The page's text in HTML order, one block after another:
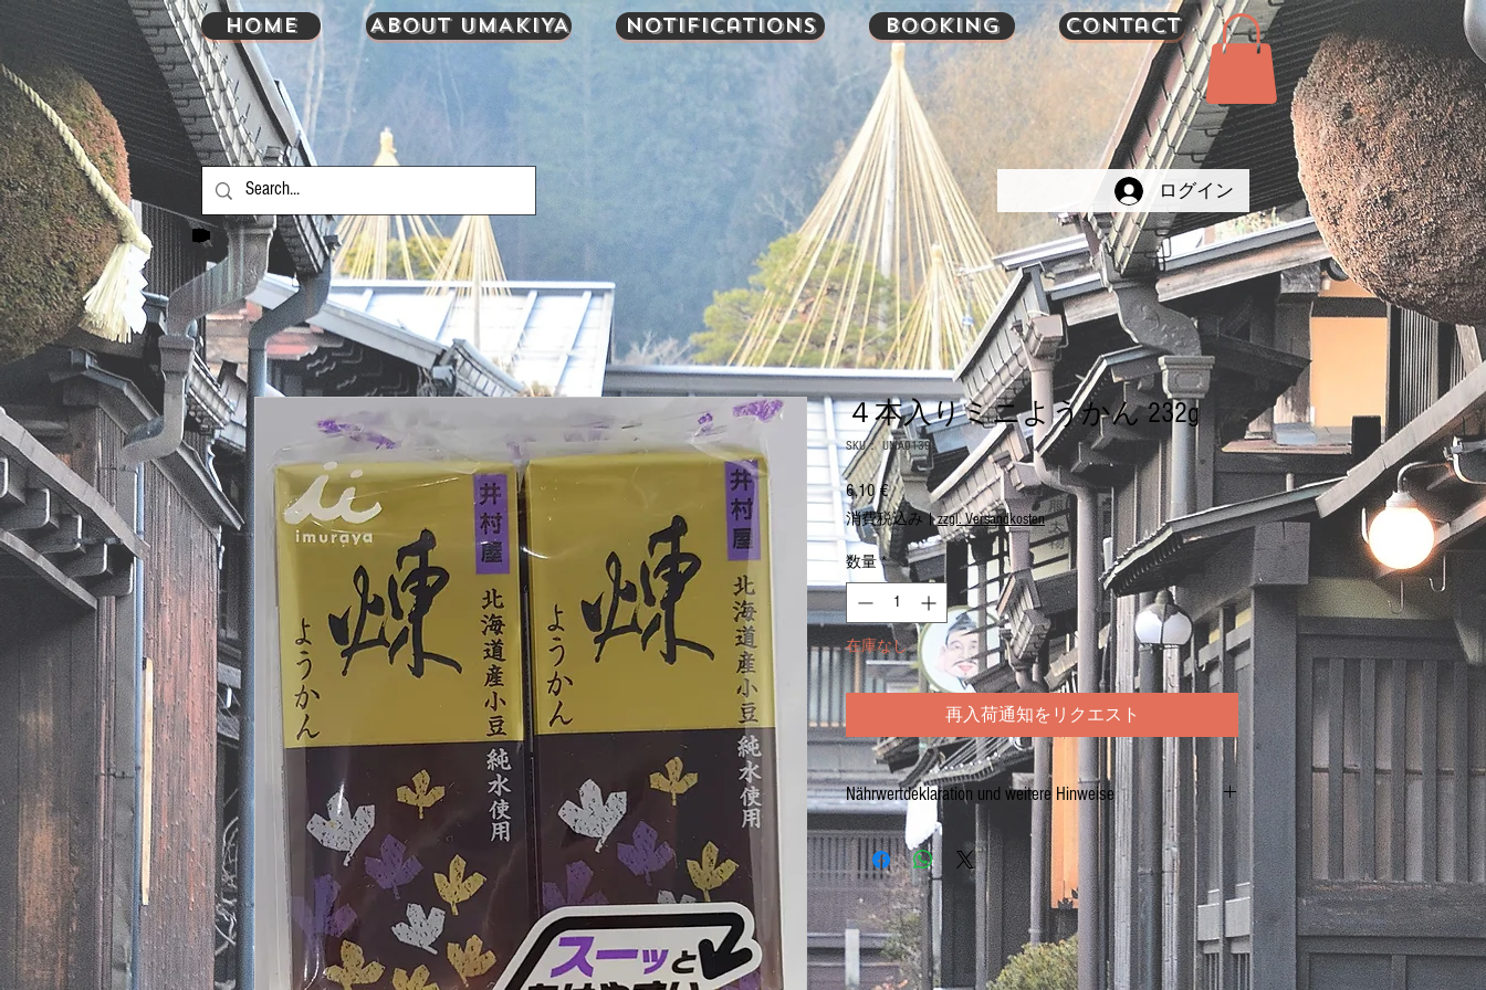
ログイン
４本入りミニようかん 232g
SKU： UMA0139
6,10 €価
格
消費税込み |zzgl. Versandkosten
数量 *
在庫なし
再入荷通知をリクエスト
Nährwertdeklaration und weitere Hinweise
Azukibohnenmuß-Gelee (Mini Yokan)
Netto: 232g (58g x 4)
Zutaten: Zucker, 35% Bohnenpaste (AZUKIBOHNEN , Zucker, Salz),
Maltose, Verdickungsmittel (E406), Salz.
HOME About UMAKIYA Notifications Booking Contact